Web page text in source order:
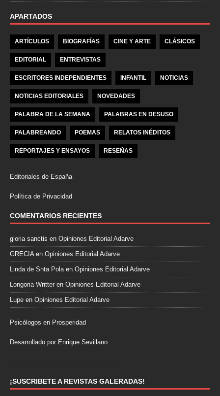
APARTADOS
ARTÍCULOS BIOGRAFÍAS CINE Y ARTE CLÁSICOS
EDITORIAL ENTREVISTAS
ESCRITORES INDEPENDIENTES INFANTIL NOTICIAS
NOTICIAS EDITORIALES NOVEDADES
PALABRA DE LA SEMANA PALABRAS EN DESUSO
PALABREANDO POEMAS RELATOS INÉDITOS
REPORTAJES Y ENSAYOS RESEÑAS
Editoriales de España
Política de Privacidad
COMENTARIOS RECIENTES
gloria sanctis en Opiniones Editorial Adarve
GRECIAen Opiniones Editorial Adarve
Linda de Snta Polaen Opiniones Editorial Adarve
Longoria Writter en Opiniones Editorial Adarve
Lupe en Opiniones Editorial Adarve
Psicólogos en Prosperidad
Desarrollado por Enrique Sevillano
¡SUSCRIBETE A REVISTAS GALERADAS!